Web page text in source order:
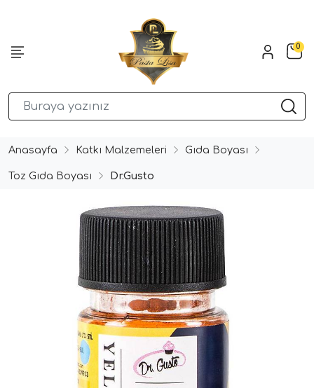
0
Anasayfa Katkı Malzemeleri Gıda Boyası
Toz Gıda Boyası Dr.Gusto